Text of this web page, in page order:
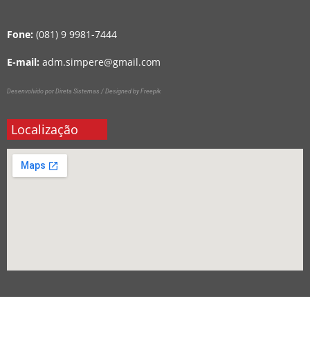
Fone: (081) 9 9981-7444
E-mail: adm.simpere@gmail.com
Desenvolvido por Direta Sistemas / Designed by Freepik
Localização